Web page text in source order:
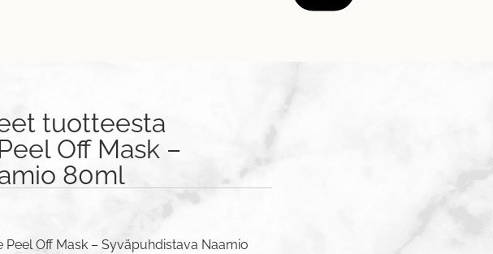
tuotteesta
Off Mask –
80ml
Off Mask – Syväpuhdistava Naamio